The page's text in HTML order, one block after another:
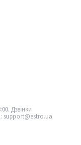
Дзвінки
support@estro.ua